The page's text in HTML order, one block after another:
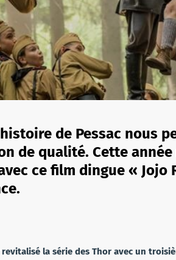
de Pessac nous
de qualité. Cette année
ce film dingue « Jojo
la série des Thor avec un